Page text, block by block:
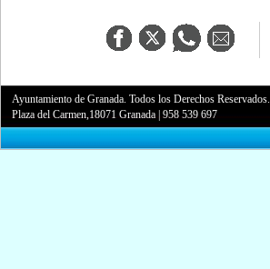
Ayuntamiento de Granada. Todos los Derechos Reservados.
Plaza del Carmen,18071 Granada |958 539 697